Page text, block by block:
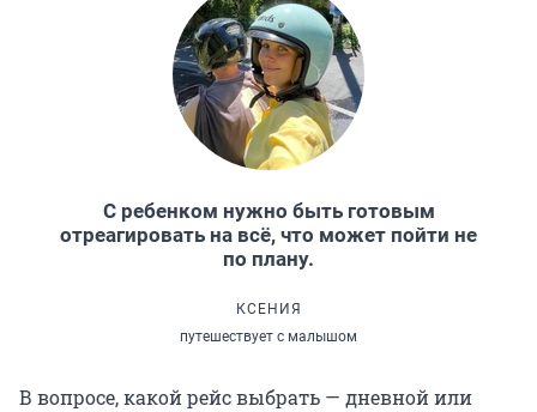
С ребенком нужно быть готовым
отреагировать на всё, что может пойти не
по плану.
КСЕНИЯ
путешествует с малышом
В вопросе, какой рейс выбрать — дневной или